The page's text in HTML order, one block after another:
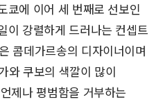
쿄에 이어 세 번째로 선보인
이 강렬하게 드러나는 컨셉트
콤데가르송의 디자이너이며
와 쿠보의 색깔이 많이
제나 평범함을 거부하는